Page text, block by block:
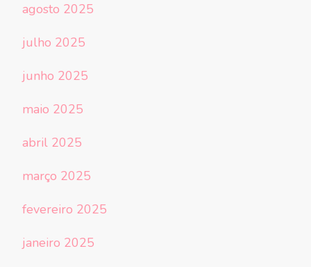
agosto 2025
julho 2025
junho 2025
maio 2025
abril 2025
março 2025
fevereiro 2025
janeiro 2025